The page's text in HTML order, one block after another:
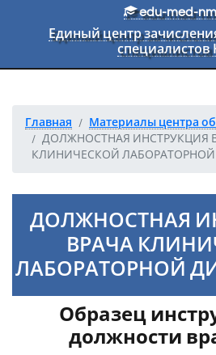
Перейти к основному текстуedu-med-
Единый центр
Главная
Материалы центра
ДОЛЖНОСТНАЯ ИНСТРУКЦИЯ
КЛИНИЧЕСКОЙ
ДОЛЖНОСТНАЯ
ВРАЧА
ЛАБОРАТОРНОЙ
Образец
должности